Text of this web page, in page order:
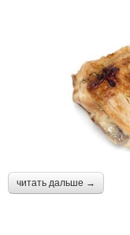
читать дальше →